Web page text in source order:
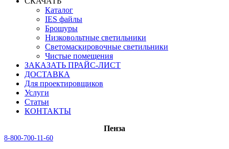
Каталог
IES файлы
Брошуры
Низковольтные светильники
Светомаскировочные светильники
Чистые помещения
ЗАКАЗАТЬ ПРАЙС-ЛИСТ
ДОСТАВКА
Для проектировщиков
Услуги
Статьи
КОНТАКТЫ
Пенза
8-800-700-11-60